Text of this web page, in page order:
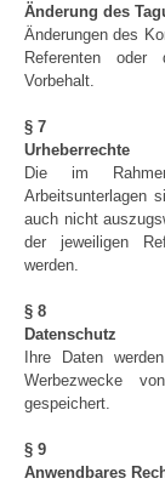
Änderung des
Änderungen des
Referenten oder
Vorbehalt.
§ 7
Urheberrechte
Die im
Arbeitsunterlagen
auch nicht
der jeweiligen
werden.
§ 8
Datenschutz
Ihre Daten
Werbezwecke
gespeichert.
§ 9
Anwendbares